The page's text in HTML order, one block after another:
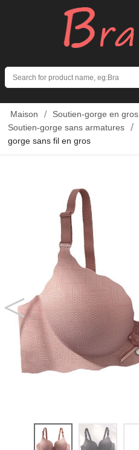
Maison
Soutien-gorge en gros
Soutien-gorge sans armatures
gorge sans fil en gros